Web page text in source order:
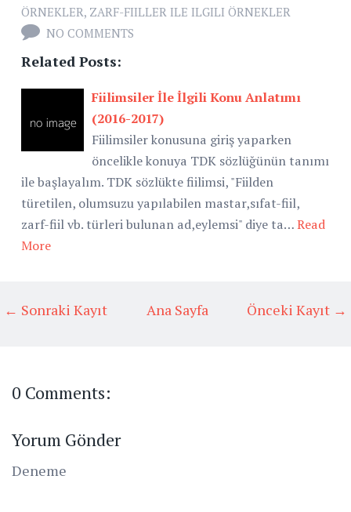
ÖRNEKLER, ZARF-FIILLER ILE ILGILI ÖRNEKLER
NO COMMENTS
Related Posts:
Fiilimsiler İle İlgili Konu Anlatımı
(2016-2017)
Fiilimsiler konusuna giriş yaparken
öncelikle konuya TDK sözlüğünün tanımı
ile başlayalım. TDK sözlükte fiilimsi, "Fiilden
türetilen, olumsuzu yapılabilen mastar,sıfat-fiil,
zarf-fiil vb. türleri bulunan ad,eylemsi" diye ta…Read
More
← Sonraki Kayıt Önceki Kayıt →
Ana Sayfa
0 Comments:
Yorum Gönder
Deneme